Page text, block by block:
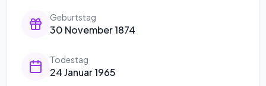
Geburtstag
30 November 1874
Todestag
24 Januar 1965